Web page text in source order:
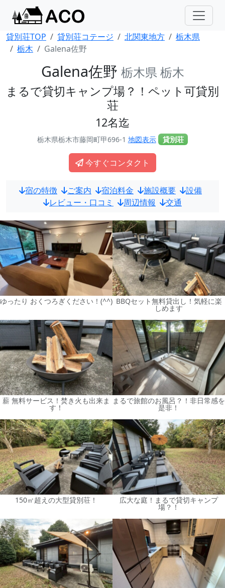
貸別荘TOP 貸別荘コテージ 北関東地方
栃木県
栃木
Galena佐野
Galena佐野 栃木県 栃木
まるで貸切キャンプ場？！ペット可貸別
荘
12名迄
栃木県栃木市藤岡町甲696-1 地図表示 貸別荘
今すぐコンタクト
宿の特徴 ご案内 宿泊料金 施設概要
設備
レビュー・口コミ
周辺情報 交通
ゆったり おくつろぎください！(^^) BBQセット無料貸出し！気軽に楽
しめます
薪 無料サービス！焚き火も出来ま
す！
まるで旅館のお風呂？！非日常感を
是非！
150㎡超えの大型貸別荘！ 広大な庭！まるで貸切キャンプ
場？！